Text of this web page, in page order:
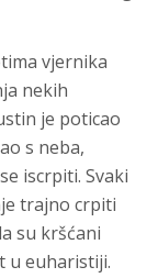
vjernika
nekih
je poticao
s neba,
iscrpiti. Svaki
trajno crpiti
su kršćani
u euharistiji.